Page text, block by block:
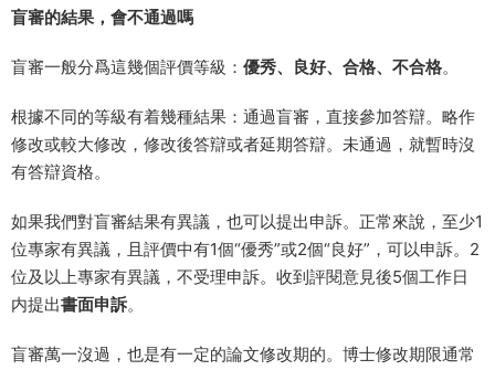
盲審的結果，會不通過嗎
盲審一般分爲這幾個評價等級： 優秀、良好、合格、不合格。
根據不同的等級有着幾種結果：通過盲審，直接參加答辯。略作
修改或較大修改，修改後答辯或者延期答辯。未通過，就暫時沒
有答辯資格。
如果我們對盲審結果有異議，也可以提出申訴。正常來說，至少1
位專家有異議，且評價中有1個“優秀”或2個“良好”，可以申訴。2
位及以上專家有異議，不受理申訴。收到評閱意見後5個工作日
内提出書面申訴。
盲審萬一沒過，也是有一定的論文修改期的。博士修改期限通常